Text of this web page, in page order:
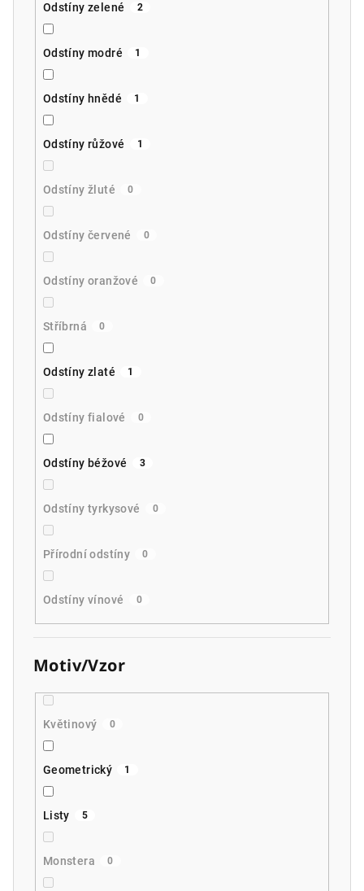
Odstíny zelené 2
Odstíny modré 1
Odstíny hnědé 1
Odstíny růžové 1
Odstíny žluté 0
Odstíny červené 0
Odstíny oranžové 0
Stříbrná 0
Odstíny zlaté 1
Odstíny fialové 0
Odstíny béžové 3
Odstíny tyrkysové 0
Přírodní odstíny 0
Odstíny vínové 0
Motiv/Vzor
Květinový 0
Geometrický 1
Listy 5
Monstera 0